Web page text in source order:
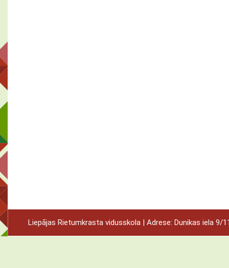
Liepājas Rietumkrasta vidusskola | Adrese: Dunikas iela 9/